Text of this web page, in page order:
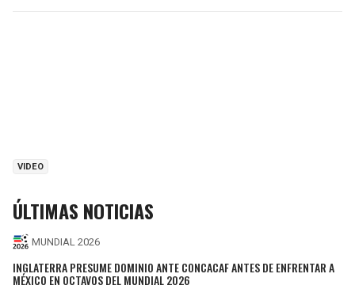
VIDEO
ÚLTIMAS NOTICIAS
MUNDIAL 2026
INGLATERRA PRESUME DOMINIO ANTE CONCACAF ANTES DE ENFRENTAR A
MÉXICO EN OCTAVOS DEL MUNDIAL 2026